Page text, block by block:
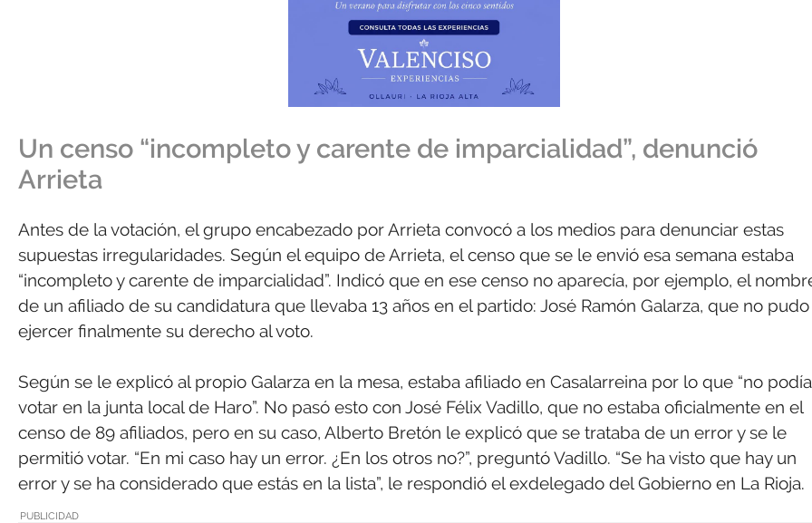
Un censo “incompleto y carente de imparcialidad”, denunció
Arrieta
Antes de la votación, el grupo encabezado por Arrieta convocó a los medios para denunciar estas
supuestas irregularidades. Según el equipo de Arrieta, el censo que se le envió esa semana estaba
“incompleto y carente de imparcialidad”. Indicó que en ese censo no aparecía, por ejemplo, el
de un afiliado de su candidatura que llevaba 13 años en el partido: José Ramón Galarza, que no pudo
ejercer finalmente su derecho al voto.
Según se le explicó al propio Galarza en la mesa, estaba afiliado en Casalarreina por lo que “no podía
votar en la junta local de Haro”. No pasó esto con José Félix Vadillo, que no estaba oficialmente en el
censo de 89 afiliados, pero en su caso, Alberto Bretón le explicó que se trataba de un error y se le
permitió votar. “En mi caso hay un error. ¿En los otros no?”, preguntó Vadillo. “Se ha visto que hay un
error y se ha considerado que estás en la lista”, le respondió el exdelegado del Gobierno en La Rioja.
PUBLICIDAD